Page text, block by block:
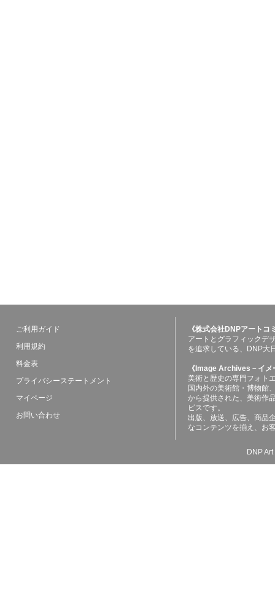
ご利用ガイド
利用規約
料金表
プライバシーステートメント
マイページ
お問い合わせ
《株式会社DNPアート
アートとグラフィックデ
を追求している、DNP大
《Image Archives－イ
美術と歴史の専門フォト
国内外の美術館・博物館
から提供された、美術作
ビスです。
出版、放送、広告、商品
なコンテンツを揃え、お
DNP